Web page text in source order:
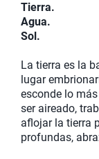
Tierra.
Agua.
Sol.
La tierra es la
lugar
esconde lo
ser aireado,
aflojar la tierra
profundas,